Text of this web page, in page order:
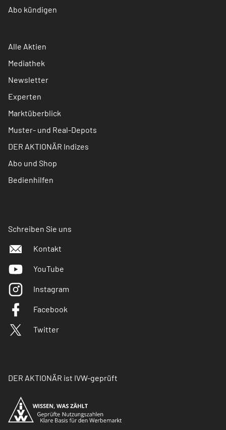
Abo kündigen
Alle Aktien
Mediathek
Newsletter
Experten
Marktüberblick
Muster- und Real-Depots
DER AKTIONÄR Indizes
Abo und Shop
Bedienhilfen
Schreiben Sie uns
Kontakt
YouTube
Instagram
Facebook
Twitter
DER AKTIONÄR ist IVW-geprüft